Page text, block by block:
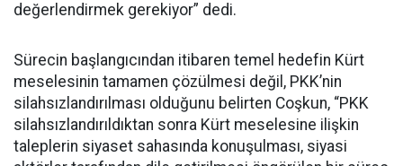
değerlendirmek gerekiyor” dedi.
Sürecin başlangıcından itibaren temel hedefin Kürt
meselesinin tamamen çözülmesi değil, PKK’nin
silahsızlandırılması olduğunu belirten Coşkun, “PKK
silahsızlandırıldıktan sonra Kürt meselesine ilişkin
taleplerin siyaset sahasında konuşulması, siyasi